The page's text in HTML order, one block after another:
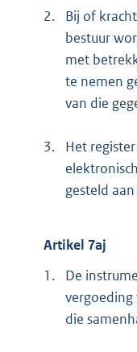
2.
Bij of
bestuur
met
te nemen
van die
3.
Het
gesteld
Artikel 7aj
1.
De
vergoeding
die